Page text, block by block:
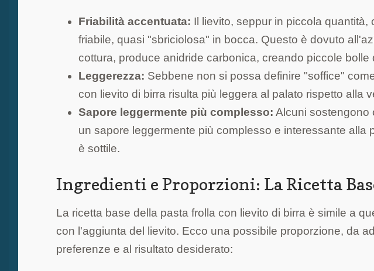
Friabilità accentuata: Il lievito, seppur in piccola
friabile, quasi "sbriciolosa" in bocca. Questo è dovuto
cottura, produce anidride carbonica, creando piccole bolle
Leggerezza: Sebbene non si possa definire "soffice"
con lievito di birra risulta più leggera al palato rispetto alla
Sapore leggermente più complesso: Alcuni sostengono
un sapore leggermente più complesso e interessante alla
è sottile.
Ingredienti e Proporzioni: La Ricetta
La ricetta base della pasta frolla con lievito di birra è simile a
con l'aggiunta del lievito. Ecco una possibile proporzione, da
preferenze e al risultato desiderato: